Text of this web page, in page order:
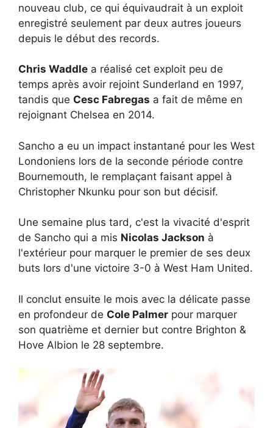
nouveau club, ce qui équivaudrait à un exploit
enregistré seulement par deux autres joueurs
depuis le début des records.
Chris Waddle a réalisé cet exploit peu de
temps après avoir rejoint Sunderland en 1997,
tandis que Cesc Fabregas a fait de même en
rejoignant Chelsea en 2014.
Sancho a eu un impact instantané pour les West
Londoniens lors de la seconde période contre
Bournemouth, le remplaçant faisant appel à
Christopher Nkunku pour son but décisif.
Une semaine plus tard, c'est la vivacité d'esprit
de Sancho qui a mis Nicolas Jackson à
l'extérieur pour marquer le premier de ses deux
buts lors d'une victoire 3-0 à West Ham United.
Il conclut ensuite le mois avec la délicate passe
en profondeur de Cole Palmer pour marquer
son quatrième et dernier but contre Brighton &
Hove Albion le 28 septembre.